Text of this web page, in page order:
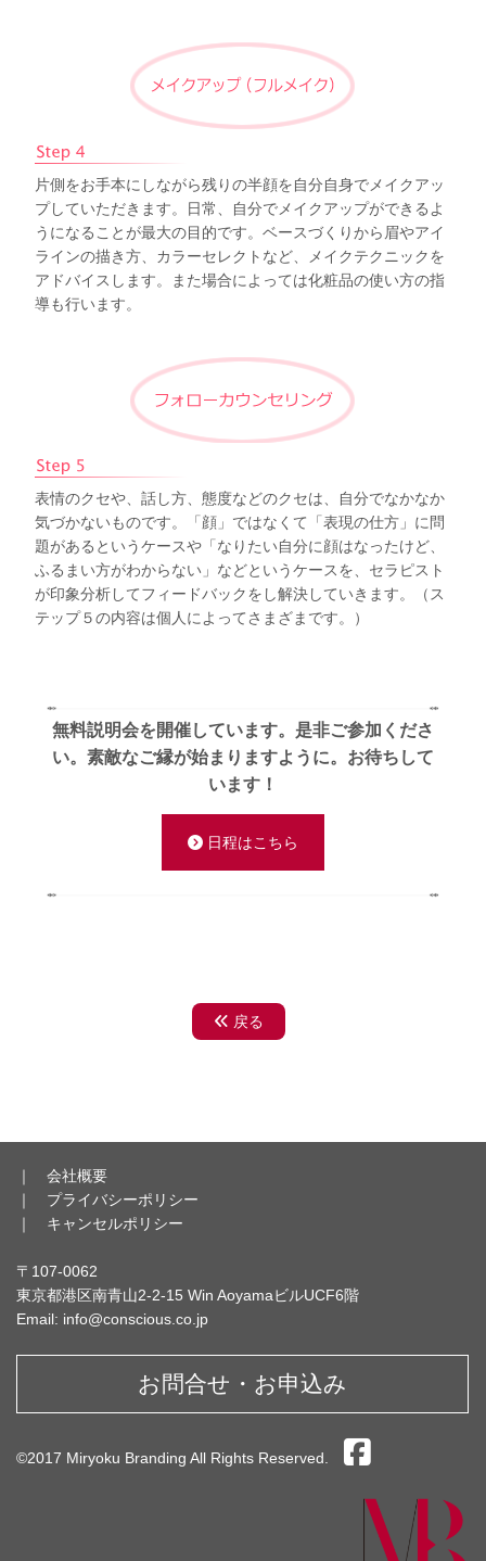
片側をお手本にしながら残りの半顔を自分自身でメイクアッ
プしていただきます。日常、自分でメイクアップができるよ
うになることが最大の目的です。ベースづくりから眉やアイ
ラインの描き方、カラーセレクトなど、メイクテクニックを
アドバイスします。また場合によっては化粧品の使い方の指
導も行います。
表情のクセや、話し方、態度などのクセは、自分でなかなか
気づかないものです。「顔」ではなくて「表現の仕方」に問
題があるというケースや「なりたい自分に顔はなったけど、
ふるまい方がわからない」などというケースを、セラピスト
が印象分析してフィードバックをし解決していきます。（ス
テップ５の内容は個人によってさまざまです。）
無料説明会を開催しています。是非ご参加くださ
い。 素敵なご縁が始まりますように。お待ちして
います！
日程はこちら
戻る
｜会社概要
｜ プライバシーポリシー
｜ キャンセルポリシー
〒107-0062
東京都港区南青山2-2-15 Win AoyamaビルUCF6階
Email: info@conscious.co.jp
お問合せ・お申込み
©2017 Miryoku Branding All Rights Reserved.